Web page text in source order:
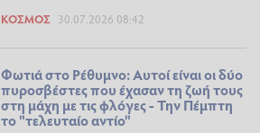
ΚΌΣΜΟΣ 30.07.2026 08:42
Φωτιά στο Ρέθυμνο: Αυτοί είναι οι δύο
πυροσβέστες που έχασαν τη ζωή τους
στη μάχη με τις φλόγες - Την Πέμπτη
το "τελευταίο αντίο"